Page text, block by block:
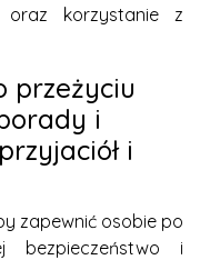
korzystanie z
przeżyciu
i
i
zapewnić osobie po
bezpieczeństwo i